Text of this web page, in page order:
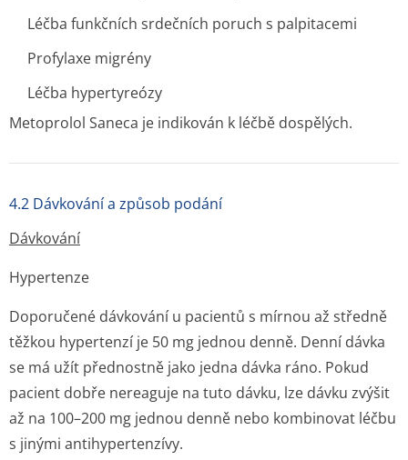
Léčba funkčních srdečních poruch s palpitacemi
Profylaxe migrény
Léčba hypertyreózy
Metoprolol Saneca je indikován k léčbě dospělých.
4.2 Dávkování a způsob podání
Dávkování
Hypertenze
Doporučené dávkování u pacientů s mírnou až středně
těžkou hypertenzí je 50 mg jednou denně. Denní dávka
se má užít přednostně jako jedna dávka ráno. Pokud
pacient dobře nereaguje na tuto dávku, lze dávku zvýšit
až na 100–200 mg jednou denně nebo kombinovat léčbu
s jinými antihypertenzívy.